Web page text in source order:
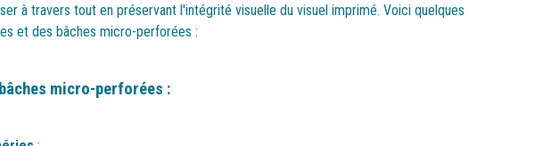
à travers tout en préservant l'intégrité visuelle du visuel imprimé. Voici quelques
et des bâches micro-perforées :
micro-perforées :